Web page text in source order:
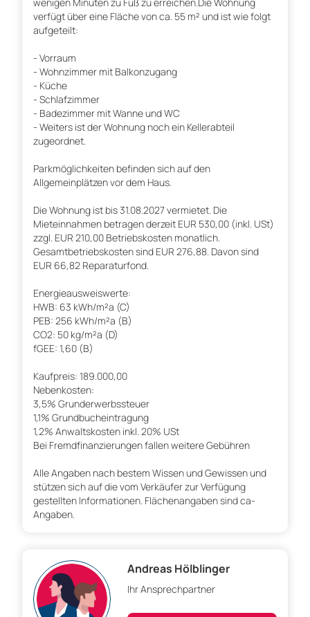
wenigen Minuten zu Fuß zu erreichen.Die Wohnung
verfügt über eine Fläche von ca. 55 m² und ist wie folgt
aufgeteilt:
- Vorraum
- Wohnzimmer mit Balkonzugang
- Küche
- Schlafzimmer
- Badezimmer mit Wanne und WC
- Weiters ist der Wohnung noch ein Kellerabteil
zugeordnet.
Parkmöglichkeiten befinden sich auf den
Allgemeinplätzen vor dem Haus.
Die Wohnung ist bis 31.08.2027 vermietet. Die
Mieteinnahmen betragen derzeit EUR 530,00 (inkl. USt)
zzgl. EUR 210,00 Betriebskosten monatlich.
Gesamtbetriebskosten sind EUR 276,88. Davon sind
EUR 66,82 Reparaturfond.
Energieausweiswerte:
HWB: 63 kWh/m²a (C)
PEB: 256 kWh/m²a (B)
CO2: 50 kg/m²a (D)
fGEE: 1,60 (B)
Kaufpreis: 189.000,00
Nebenkosten:
3,5% Grunderwerbssteuer
1,1% Grundbucheintragung
1,2% Anwaltskosten inkl. 20% USt
Bei Fremdfinanzierungen fallen weitere Gebühren
Alle Angaben nach bestem Wissen und Gewissen und
stützen sich auf die vom Verkäufer zur Verfügung
gestellten Informationen. Flächenangaben sind ca-
Angaben.
Andreas Hölblinger
Ihr Ansprechpartner